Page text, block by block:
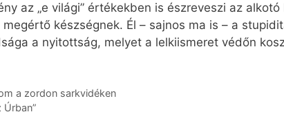
az „e világi” értékekben is észreveszi az
megértő készségnek. Él – sajnos ma is – a
a nyitottság, melyet a lelkiismeret védőn
a zordon sarkvidéken
Úrban”